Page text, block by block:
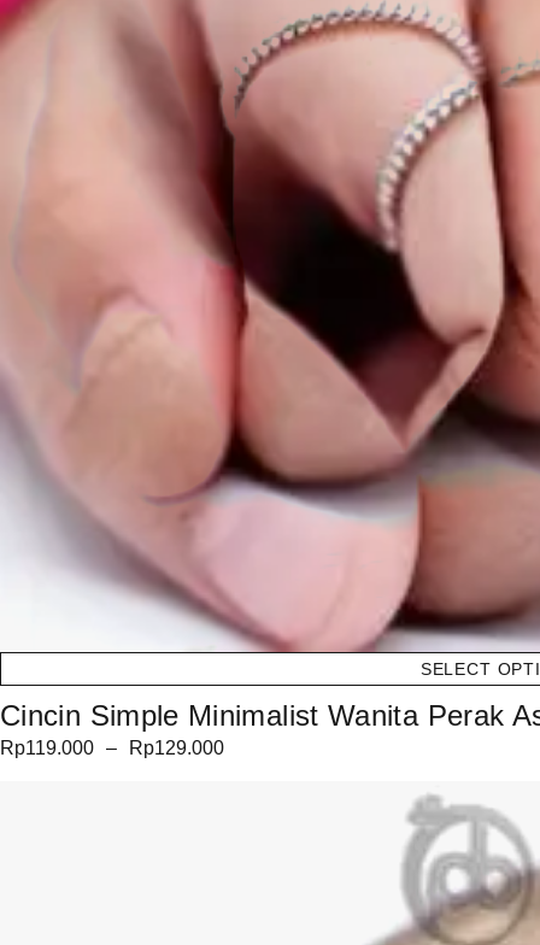
SELECT
Cincin Simple Minimalist Wanita Perak
Rp119.000 – Rp129.000